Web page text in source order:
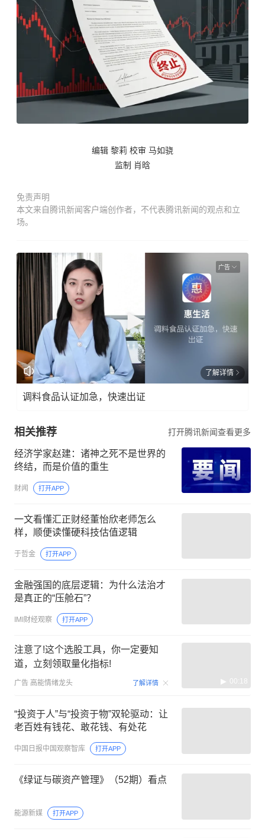
编辑 黎莉 校审 马如骁
监制 肖晗
免责声明
本文来自腾讯新闻客户端创作者，不代表腾讯新闻的观点和立
场。
广告
了解详情
调料食品认证加急，快速出证
相关推荐 打开腾讯新闻查看更多
经济学家赵建：诸神之死不是世界的
终结，而是价值的重生
财闻 打开APP
一文看懂汇正财经董怡欣老师怎么
样，顺便读懂硬科技估值逻辑
于哲金 打开APP
金融强国的底层逻辑：为什么法治才
是真正的“压舱石”？
IMI财经观察 打开APP
注意了!这个选股工具，你一定要知
道，立刻领取量化指标!
广告 高能情绪龙头 了解详情 00:18
“投资于人”与“投资于物”双轮驱动：让
老百姓有钱花、敢花钱、有处花
中国日报中国观察智库 打开APP
《绿证与碳资产管理》（52期）看点
能源新媒 打开APP